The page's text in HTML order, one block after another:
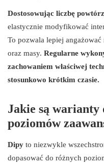
Dostosowując liczbę
elastycznie modyfikować
To pozwala lepiej
oraz masy. Regularne
zachowaniem właściwej
stosunkowo krótkim czasie.
Jakie są
poziomów
Dipy to niezwykle
dopasować do różnych